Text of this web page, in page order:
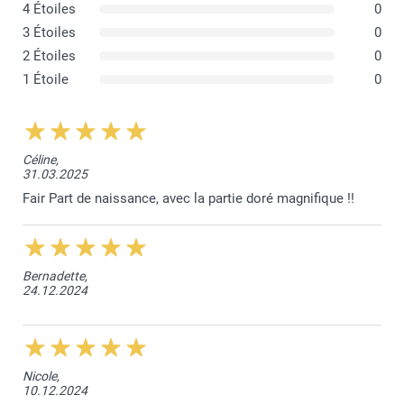
Toutes les enveloppes sont munies d'un rabat pointu
4 Étoiles
0
3 Étoiles
0
2 Étoiles
0
1 Étoile
0
Céline,
31.03.2025
Fair Part de naissance, avec la partie doré magnifique !!
Bernadette,
24.12.2024
Nicole,
10.12.2024